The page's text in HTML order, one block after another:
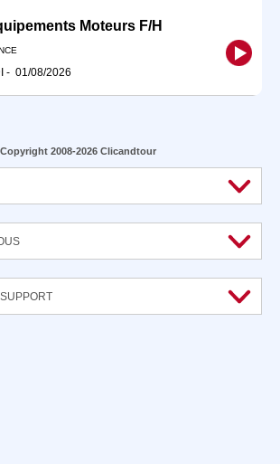
Moteurs F/H
- 01/08/2026
Copyright 2008-2026 Clicandtour